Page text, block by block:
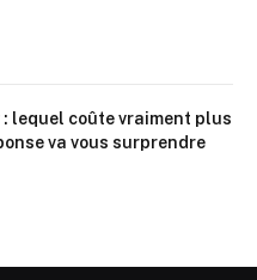
: lequel coûte vraiment plus
va vous surprendre